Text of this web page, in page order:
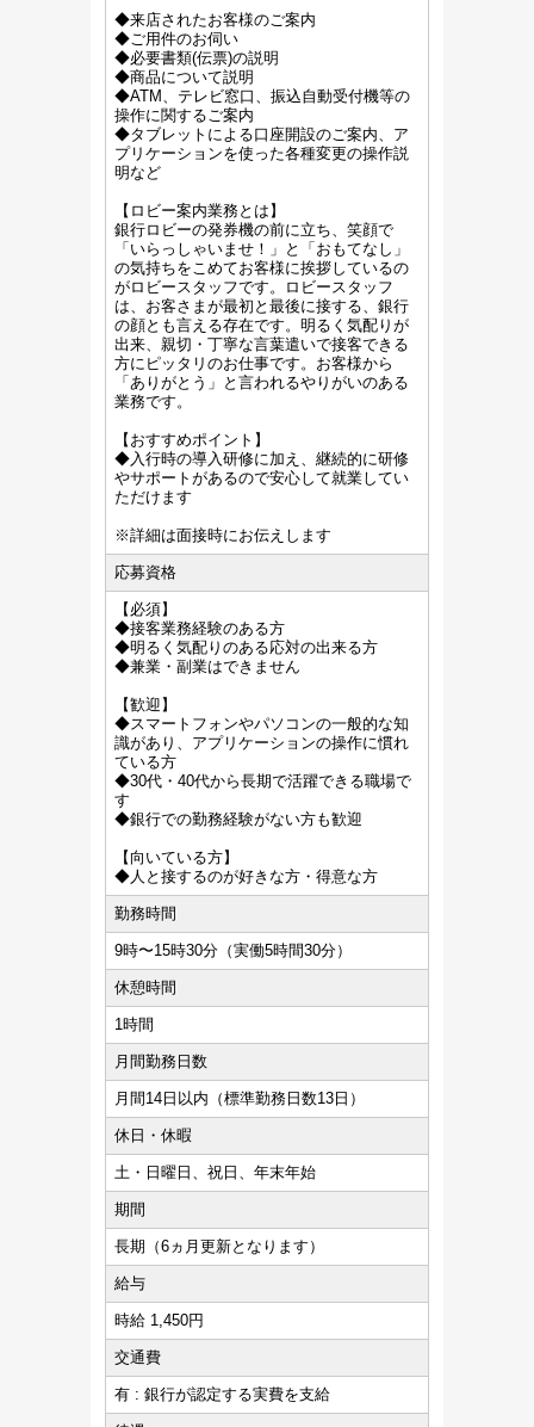
◆来店されたお客様のご案内
◆ご用件のお伺い
◆必要書類(伝票)の説明
◆商品について説明
◆ATM、テレビ窓口、振込自動受付機等の
操作に関するご案内
◆タブレットによる口座開設のご案内、ア
プリケーションを使った各種変更の操作説
明など
【ロビー案内業務とは】
銀行ロビーの発券機の前に立ち、笑顔で
「いらっしゃいませ！」と「おもてなし」
の気持ちをこめてお客様に挨拶しているの
がロビースタッフです。ロビースタッフ
は、お客さまが最初と最後に接する、銀行
の顔とも言える存在です。明るく気配りが
出来、親切・丁寧な言葉遣いで接客できる
方にピッタリのお仕事です。お客様から
「ありがとう」と言われるやりがいのある
業務です。
【おすすめポイント】
◆入行時の導入研修に加え、継続的に研修
やサポートがあるので安心して就業してい
ただけます
※詳細は面接時にお伝えします
応募資格
【必須】
◆接客業務経験のある方
◆明るく気配りのある応対の出来る方
◆兼業・副業はできません
【歓迎】
◆スマートフォンやパソコンの一般的な知
識があり、アプリケーションの操作に慣れ
ている方
◆30代・40代から長期で活躍できる職場で
す
◆銀行での勤務経験がない方も歓迎
【向いている方】
◆人と接するのが好きな方・得意な方
勤務時間
9時〜15時30分（実働5時間30分）
休憩時間
1時間
月間勤務日数
月間14日以内（標準勤務日数13日）
休日・休暇
土・日曜日、祝日、年末年始
期間
長期（6ヵ月更新となります）
給与
時給 1,450円
交通費
有 : 銀行が認定する実費を支給